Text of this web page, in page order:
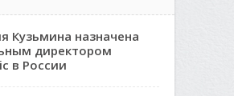
Кузьмина назначена
директором
в России